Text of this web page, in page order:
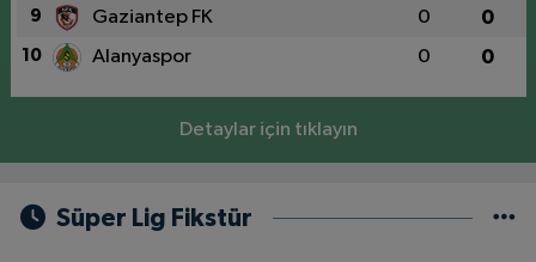
9 Gaziantep FK 0 0
10 Alanyaspor 0 0
Detaylar için tıklayın
Süper Lig Fikstür